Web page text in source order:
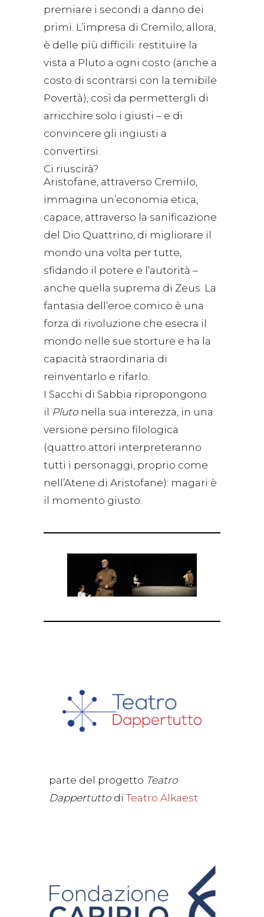
premiare i secondi a danno dei
primi. L’impresa di Cremilo, allora,
è delle più difficili: restituire la
vista a Pluto a ogni costo (anche a
costo di scontrarsi con la temibile
Povertà), così da permettergli di
arricchire solo i giusti – e di
convincere gli ingiusti a
convertirsi.
Ci riuscirà?
Aristofane, attraverso Cremilo,
immagina un’economia etica,
capace, attraverso la sanificazione
del Dio Quattrino, di migliorare il
mondo una volta per tutte,
sfidando il potere e l’autorità –
anche quella suprema di Zeus. La
fantasia dell’eroe comico è una
forza di rivoluzione che esecra il
mondo nelle sue storture e ha la
capacità straordinaria di
reinventarlo e rifarlo.
I Sacchi di Sabbia ripropongono
il Pluto nella sua interezza, in una
versione persino filologica
(quattro attori interpreteranno
tutti i personaggi, proprio come
nell’Atene di Aristofane): magari è
il momento giusto.
parte del progetto Teatro
Dappertutto diTeatro Alkaest